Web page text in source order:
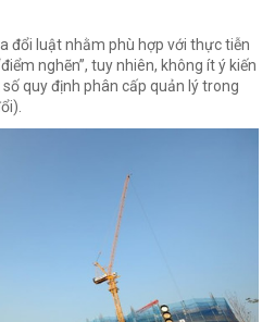
đổi luật nhằm phù hợp với thực tiễn
nghẽn”, tuy nhiên, không ít ý kiến
quy định phân cấp quản lý trong